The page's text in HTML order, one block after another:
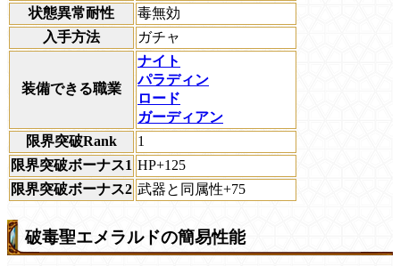
状態異常耐性
毒無効
入手方法
ガチャ
装備できる職業
ナイト
パラディン
ロード
ガーディアン
限界突破Rank
1
限界突破ボーナス1 HP+125
限界突破ボーナス2 武器と同属性+75
破毒聖エメラルドの簡易性能